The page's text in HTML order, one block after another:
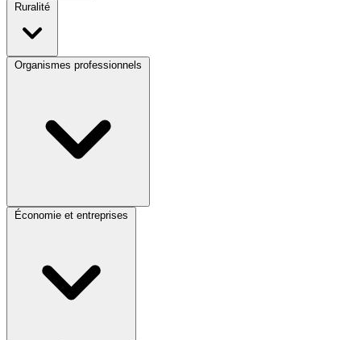
Ruralité
Organismes professionnels
Économie et entreprises